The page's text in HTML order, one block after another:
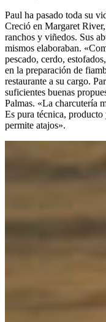
Paul ha pasado toda su
Creció en Margaret
ranchos y viñedos. Sus
mismos elaboraban.
pescado, cerdo,
en la preparación de
restaurante a su cargo.
suficientes buenas
Palmas. «La charcutería
Es pura técnica,
permite atajos».